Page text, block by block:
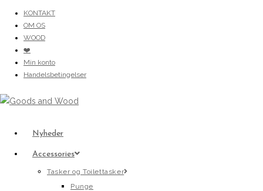
content
KONTAKT
OM OS
WOOD
❤️
Min konto
Handelsbetingelser
Nyheder
Accessories
Tasker og Toilettasker
Punge